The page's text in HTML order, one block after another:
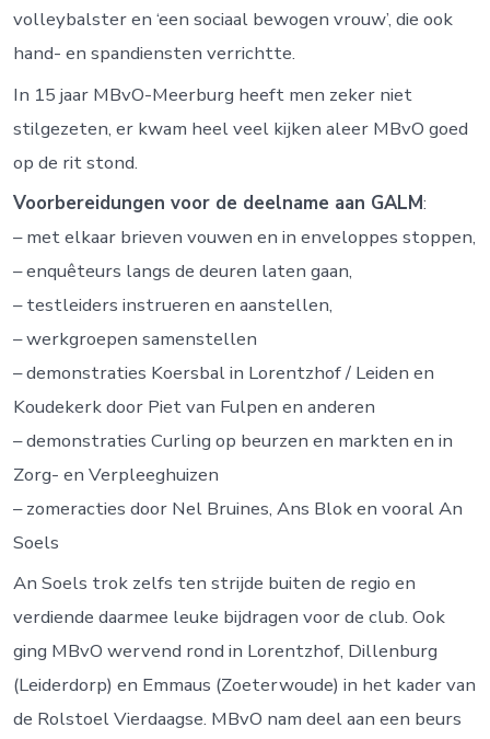
volleybalster en ‘een sociaal bewogen vrouw’, die ook
hand- en spandiensten verrichtte.
In 15 jaar MBvO-Meerburg heeft men zeker niet
stilgezeten, er kwam heel veel kijken aleer MBvO goed
op de rit stond.
Voorbereidungen voor de deelname aan GALM:
– met elkaar brieven vouwen en in enveloppes stoppen,
– enquêteurs langs de deuren laten gaan,
– testleiders instrueren en aanstellen,
– werkgroepen samenstellen
– demonstraties Koersbal in Lorentzhof / Leiden en
Koudekerk door Piet van Fulpen en anderen
– demonstraties Curling op beurzen en markten en in
Zorg- en Verpleeghuizen
– zomeracties door Nel Bruines, Ans Blok en vooral An
Soels
An Soels trok zelfs ten strijde buiten de regio en
verdiende daarmee leuke bijdragen voor de club. Ook
ging MBvO wervend rond in Lorentzhof, Dillenburg
(Leiderdorp) en Emmaus (Zoeterwoude) in het kader van
de Rolstoel Vierdaagse. MBvO nam deel aan een beurs